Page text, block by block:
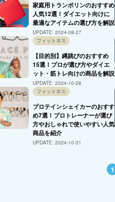
家庭用トランポリンのおすすめ
人気12選！ダイエット向けに
最適なアイテムの選び方を解説
UPDATE: 2024-08-27
フィットネス
【目的別】縄跳びのおすすめ
15選！プロが選び方やダイエ
ット・筋トレ向けの商品を解説
UPDATE: 2024-10-28
フィットネス
プロテインシェイカーのおすす
め7選！プロトレーナーが選び
方やおしゃれで使いやすい人気
商品を紹介
UPDATE: 2024-10-31
1